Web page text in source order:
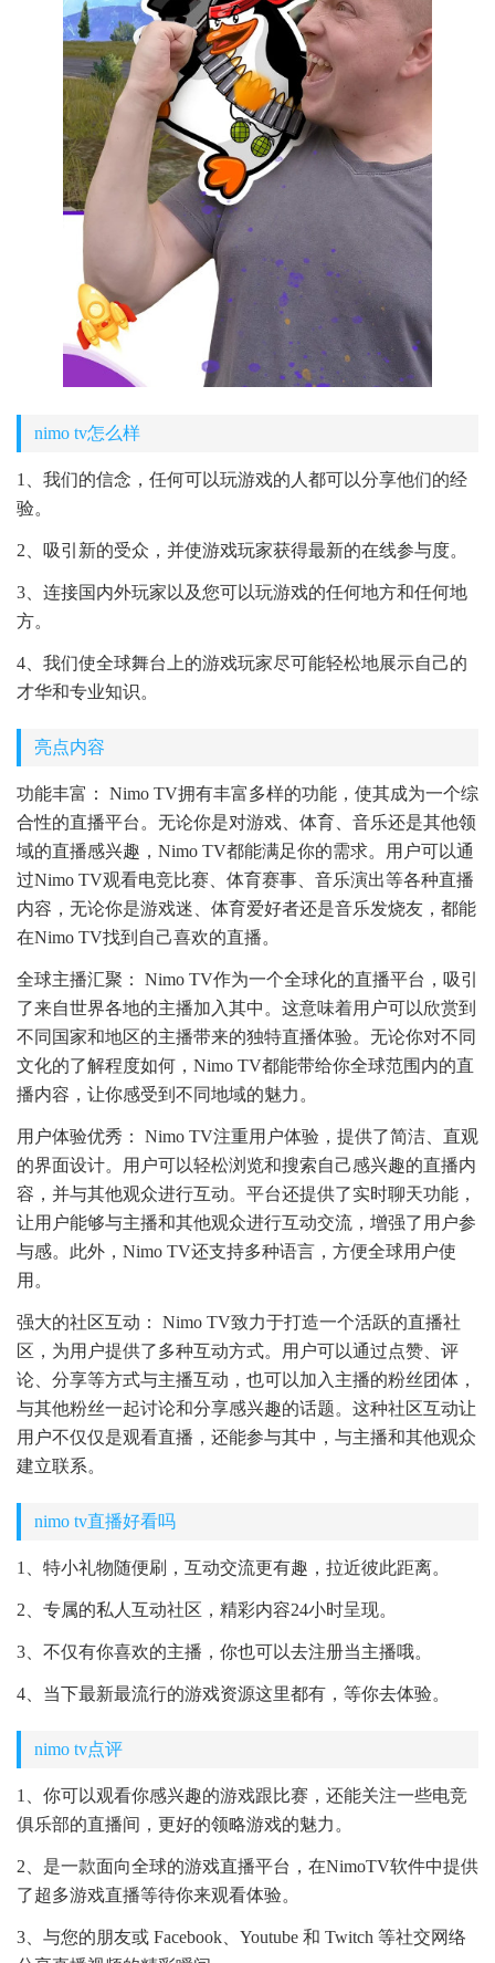
nimo tv怎么样
1、我们的信念，任何可以玩游戏的人都可以分享他们的经
验。
2、吸引新的受众，并使游戏玩家获得最新的在线参与度。
3、连接国内外玩家以及您可以玩游戏的任何地方和任何地
方。
4、我们使全球舞台上的游戏玩家尽可能轻松地展示自己的
才华和专业知识。
亮点内容
功能丰富： Nimo TV拥有丰富多样的功能，使其成为一个综
合性的直播平台。无论你是对游戏、体育、音乐还是其他领
域的直播感兴趣，Nimo TV都能满足你的需求。用户可以通
过Nimo TV观看电竞比赛、体育赛事、音乐演出等各种直播
内容，无论你是游戏迷、体育爱好者还是音乐发烧友，都能
在Nimo TV找到自己喜欢的直播。
全球主播汇聚： Nimo TV作为一个全球化的直播平台，吸引
了来自世界各地的主播加入其中。这意味着用户可以欣赏到
不同国家和地区的主播带来的独特直播体验。无论你对不同
文化的了解程度如何，Nimo TV都能带给你全球范围内的直
播内容，让你感受到不同地域的魅力。
用户体验优秀： Nimo TV注重用户体验，提供了简洁、直观
的界面设计。用户可以轻松浏览和搜索自己感兴趣的直播内
容，并与其他观众进行互动。平台还提供了实时聊天功能，
让用户能够与主播和其他观众进行互动交流，增强了用户参
与感。此外，Nimo TV还支持多种语言，方便全球用户使
用。
强大的社区互动： Nimo TV致力于打造一个活跃的直播社
区，为用户提供了多种互动方式。用户可以通过点赞、评
论、分享等方式与主播互动，也可以加入主播的粉丝团体，
与其他粉丝一起讨论和分享感兴趣的话题。这种社区互动让
用户不仅仅是观看直播，还能参与其中，与主播和其他观众
建立联系。
nimo tv直播好看吗
1、特小礼物随便刷，互动交流更有趣，拉近彼此距离。
2、专属的私人互动社区，精彩内容24小时呈现。
3、不仅有你喜欢的主播，你也可以去注册当主播哦。
4、当下最新最流行的游戏资源这里都有，等你去体验。
nimo tv点评
1、你可以观看你感兴趣的游戏跟比赛，还能关注一些电竞
俱乐部的直播间，更好的领略游戏的魅力。
2、是一款面向全球的游戏直播平台，在NimoTV软件中提供
了超多游戏直播等待你来观看体验。
3、与您的朋友或 Facebook、Youtube 和 Twitch 等社交网络